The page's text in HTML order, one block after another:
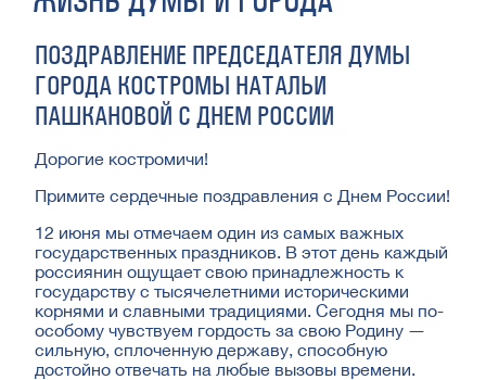
ПОЗДРАВЛЕНИЕ ПРЕДСЕДАТЕЛЯ ДУМЫ
ГОРОДА КОСТРОМЫ НАТАЛЬИ
ПАШКАНОВОЙ С ДНЕМ РОССИИ
Дорогие костромичи!
Примите сердечные поздравления с Днем России!
12 июня мы отмечаем один из самых важных
государственных праздников. В этот день каждый
россиянин ощущает свою принадлежность к
государству с тысячелетними историческими
корнями и славными традициями. Сегодня мы по-
особому чувствуем гордость за свою Родину ―
сильную, сплоченную державу, способную
достойно отвечать на любые вызовы времени.